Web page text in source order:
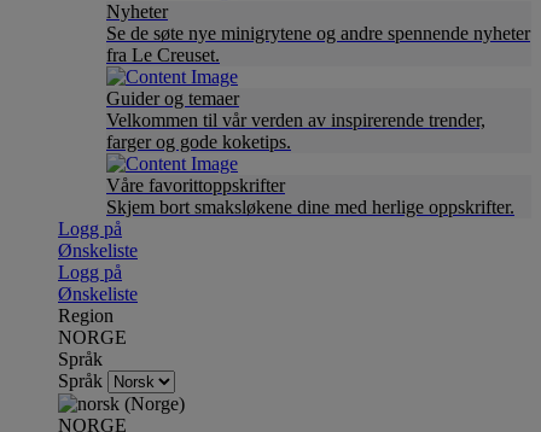
Nyheter
Se de søte nye minigrytene og andre spennende nyheter
fra Le Creuset.
Guider og temaer
Velkommen til vår verden av inspirerende trender,
farger og gode koketips.
Våre favorittoppskrifter
Skjem bort smaksløkene dine med herlige oppskrifter.
Logg på
Ønskeliste
Logg på
Ønskeliste
Region
NORGE
Språk
Språk
NORGE